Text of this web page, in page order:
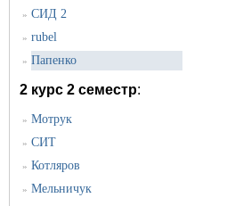
» СИД 2
» rubel
» Папенко
2 курс 2 семестр:
» Мотрук
» СИТ
» Котляров
» Мельничук